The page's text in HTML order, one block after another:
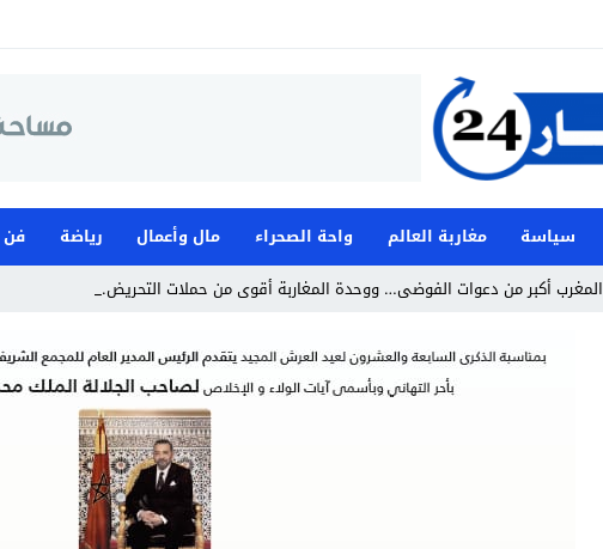
سياسة مغاربة العالم واحة الصحراء مال وأعمال رياضة فن
المغرب أكبر من دعوات الفوضى… ووحدة المغاربة أقوى من حملات التحريض.